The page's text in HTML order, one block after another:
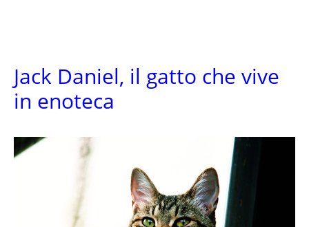
Jack Daniel, il gatto che vive
in enoteca